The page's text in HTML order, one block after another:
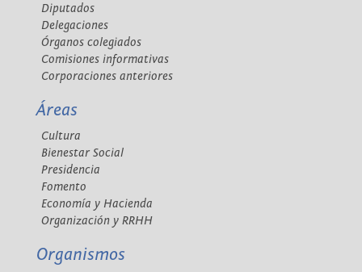
Diputados
Delegaciones
Órganos colegiados
Comisiones informativas
Corporaciones anteriores
Áreas
Cultura
Bienestar Social
Presidencia
Fomento
Economía y Hacienda
Organización y RRHH
Organismos